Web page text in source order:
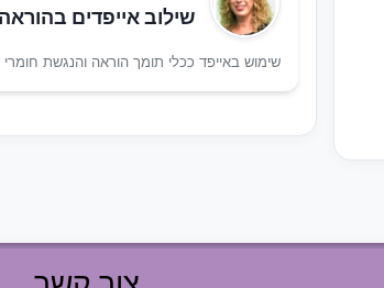
שילוב אייפדים בהוראה
שימוש באייפד ככלי תומך הוראה והנגשת חומרי